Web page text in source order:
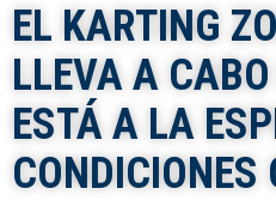
EL KARTING
LLEVA A
ESTÁ A LA